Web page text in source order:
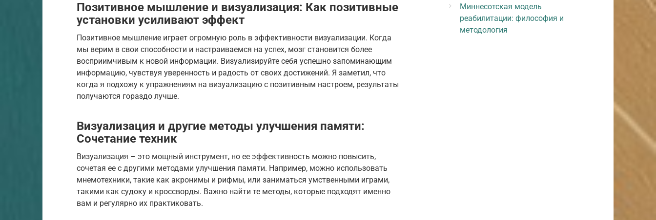
Позитивное мышление и визуализация: Как позитивные
установки усиливают эффект
Позитивное мышление играет огромную роль в эффективности визуализации. Когда
мы верим в свои способности и настраиваемся на успех, мозг становится более
восприимчивым к новой информации. Визуализируйте себя успешно запоминающим
информацию, чувствуя уверенность и радость от своих достижений. Я заметил, что
когда я подхожу к упражнениям на визуализацию с позитивным настроем, результаты
получаются гораздо лучше.
Визуализация и другие методы улучшения памяти:
Сочетание техник
Визуализация – это мощный инструмент, но ее эффективность можно повысить,
сочетая ее с другими методами улучшения памяти. Например, можно использовать
мнемотехники, такие как акронимы и рифмы, или заниматься умственными играми,
такими как судоку и кроссворды. Важно найти те методы, которые подходят именно
вам и регулярно их практиковать.
Миннесотская модель
реабилитации: философия и
методология